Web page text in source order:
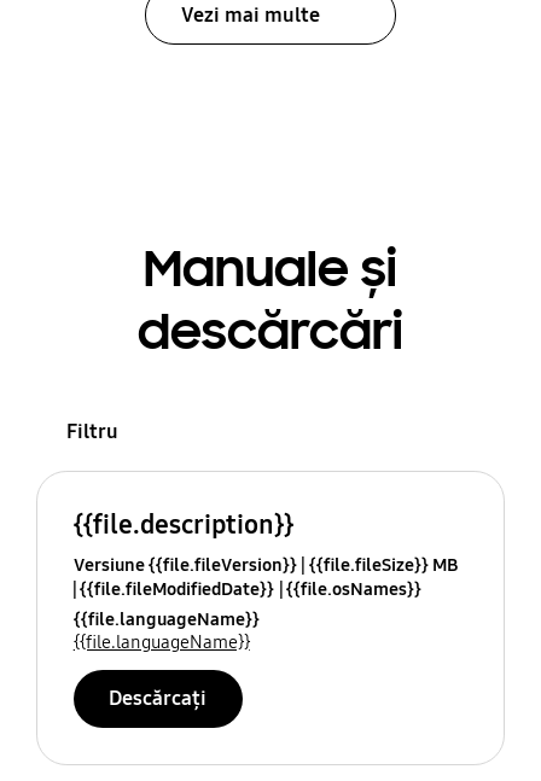
Vezi mai multe
Manuale și
descărcări
Filtru
{{file.description}}
Versiune {{file.fileVersion}} {{file.fileSize}} MB
{{file.fileModifiedDate}} {{file.osNames}}
{{file.languageName}}
{{file.languageName}}
Descărcați